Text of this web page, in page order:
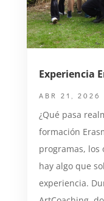
Experiencia
ABR 21, 2026
¿Qué pasa
formación
programas, los
hay algo que
experiencia.